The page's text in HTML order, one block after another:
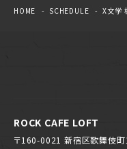
HOME SCHEDULE X文学
ROCK CAFE LOFT
〒160-0021 新宿区歌舞伎